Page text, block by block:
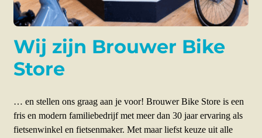
Wij zijn Brouwer Bike
Store
… en stellen ons graag aan je voor!Brouwer Bike Store is een
fris en modern familiebedrijfmet meer dan 30 jaar ervaring als
fietsenwinkel en fietsenmaker. Met maar liefst keuze uit alle